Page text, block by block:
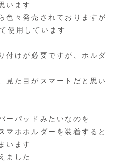
います
色々発売されておりますが
使用しています
付けが必要ですが、ホルダ
見た目がスマートだと思い
ーパッドみたいなのを
マホホルダーを装着すると
います
ました